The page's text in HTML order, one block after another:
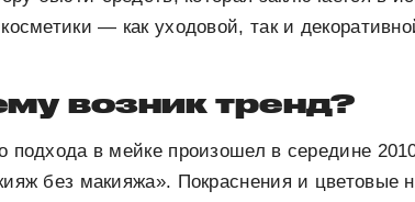
— как уходовой, так и
возник тренд?
подхода в мейке произошел в середине
без макияжа». Покраснения и